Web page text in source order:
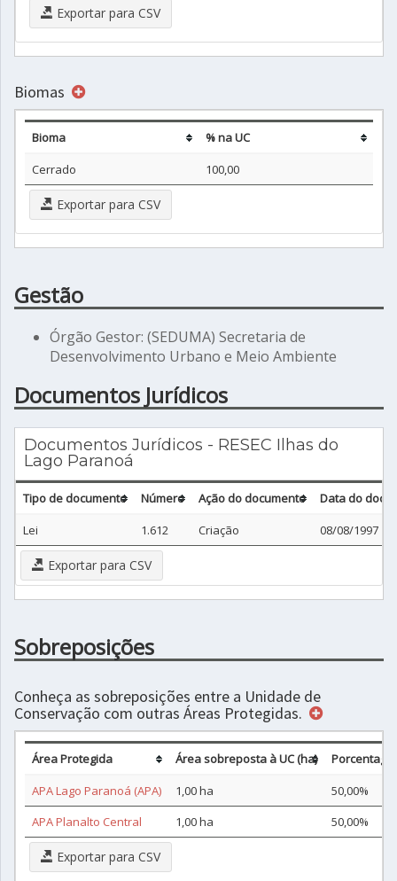
Exportar para CSV
Biomas
Bioma
% na UC
Cerrado
100,00
Exportar para CSV
Gestão
Órgão Gestor: (SEDUMA) Secretaria de
Desenvolvimento Urbano e Meio Ambiente
Documentos Jurídicos
Documentos Jurídicos - RESEC Ilhas do
Lago Paranoá
Tipo de documento Número Ação do documento
Data do
Lei
1.612 Criação 08/08/1997
Exportar para CSV
Sobreposições
Conheça as sobreposições entre a Unidade de
Conservação com outras Áreas Protegidas.
Área Protegida Área sobreposta à UC (ha)
APA Lago Paranoá (APA)
1,00 ha
50,00%
APA Planalto Central
1,00 ha 50,00%
Exportar para CSV